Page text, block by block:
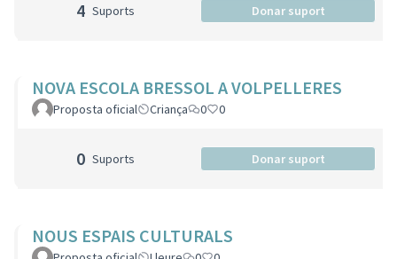
4 Suports Donar suport
NOVA ESCOLA BRESSOL A VOLPELLERES
Proposta oficial Criança 0 0
0 Suports Donar suport
NOUS ESPAIS CULTURALS